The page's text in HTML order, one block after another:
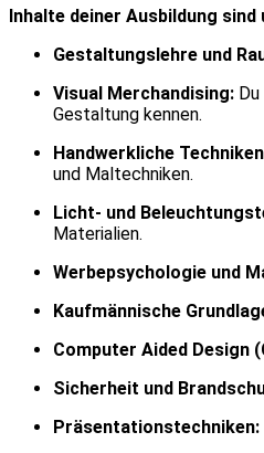
Inhalte deiner Ausbildung sind
Gestaltungslehre und
Visual Merchandising:
Gestaltung kennen.
Handwerkliche
und Maltechniken.
Licht- und
Materialien.
Werbepsychologie und
Kaufmännische
Computer Aided Design
Sicherheit und
Präsentationstechniken: